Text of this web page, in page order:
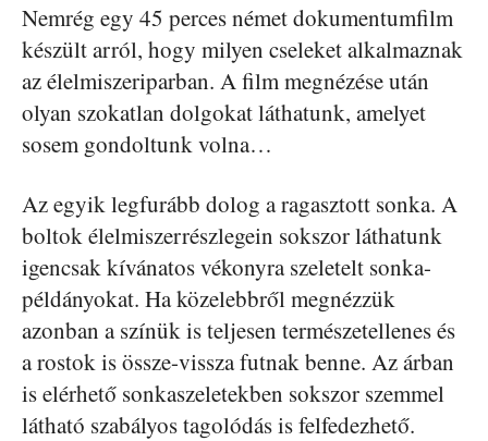
Nemrég egy 45 perces német dokumentumfilm
készült arról, hogy milyen cseleket alkalmaznak
az élelmiszeriparban. A film megnézése után
olyan szokatlan dolgokat láthatunk, amelyet
sosem gondoltunk volna…
Az egyik legfurább dolog a ragasztott sonka. A
boltok élelmiszerrészlegein sokszor láthatunk
igencsak kívánatos vékonyra szeletelt sonka-
példányokat. Ha közelebbről megnézzük
azonban a színük is teljesen természetellenes és
a rostok is össze-vissza futnak benne. Az árban
is elérhető sonkaszeletekben sokszor szemmel
látható szabályos tagolódás is felfedezhető.